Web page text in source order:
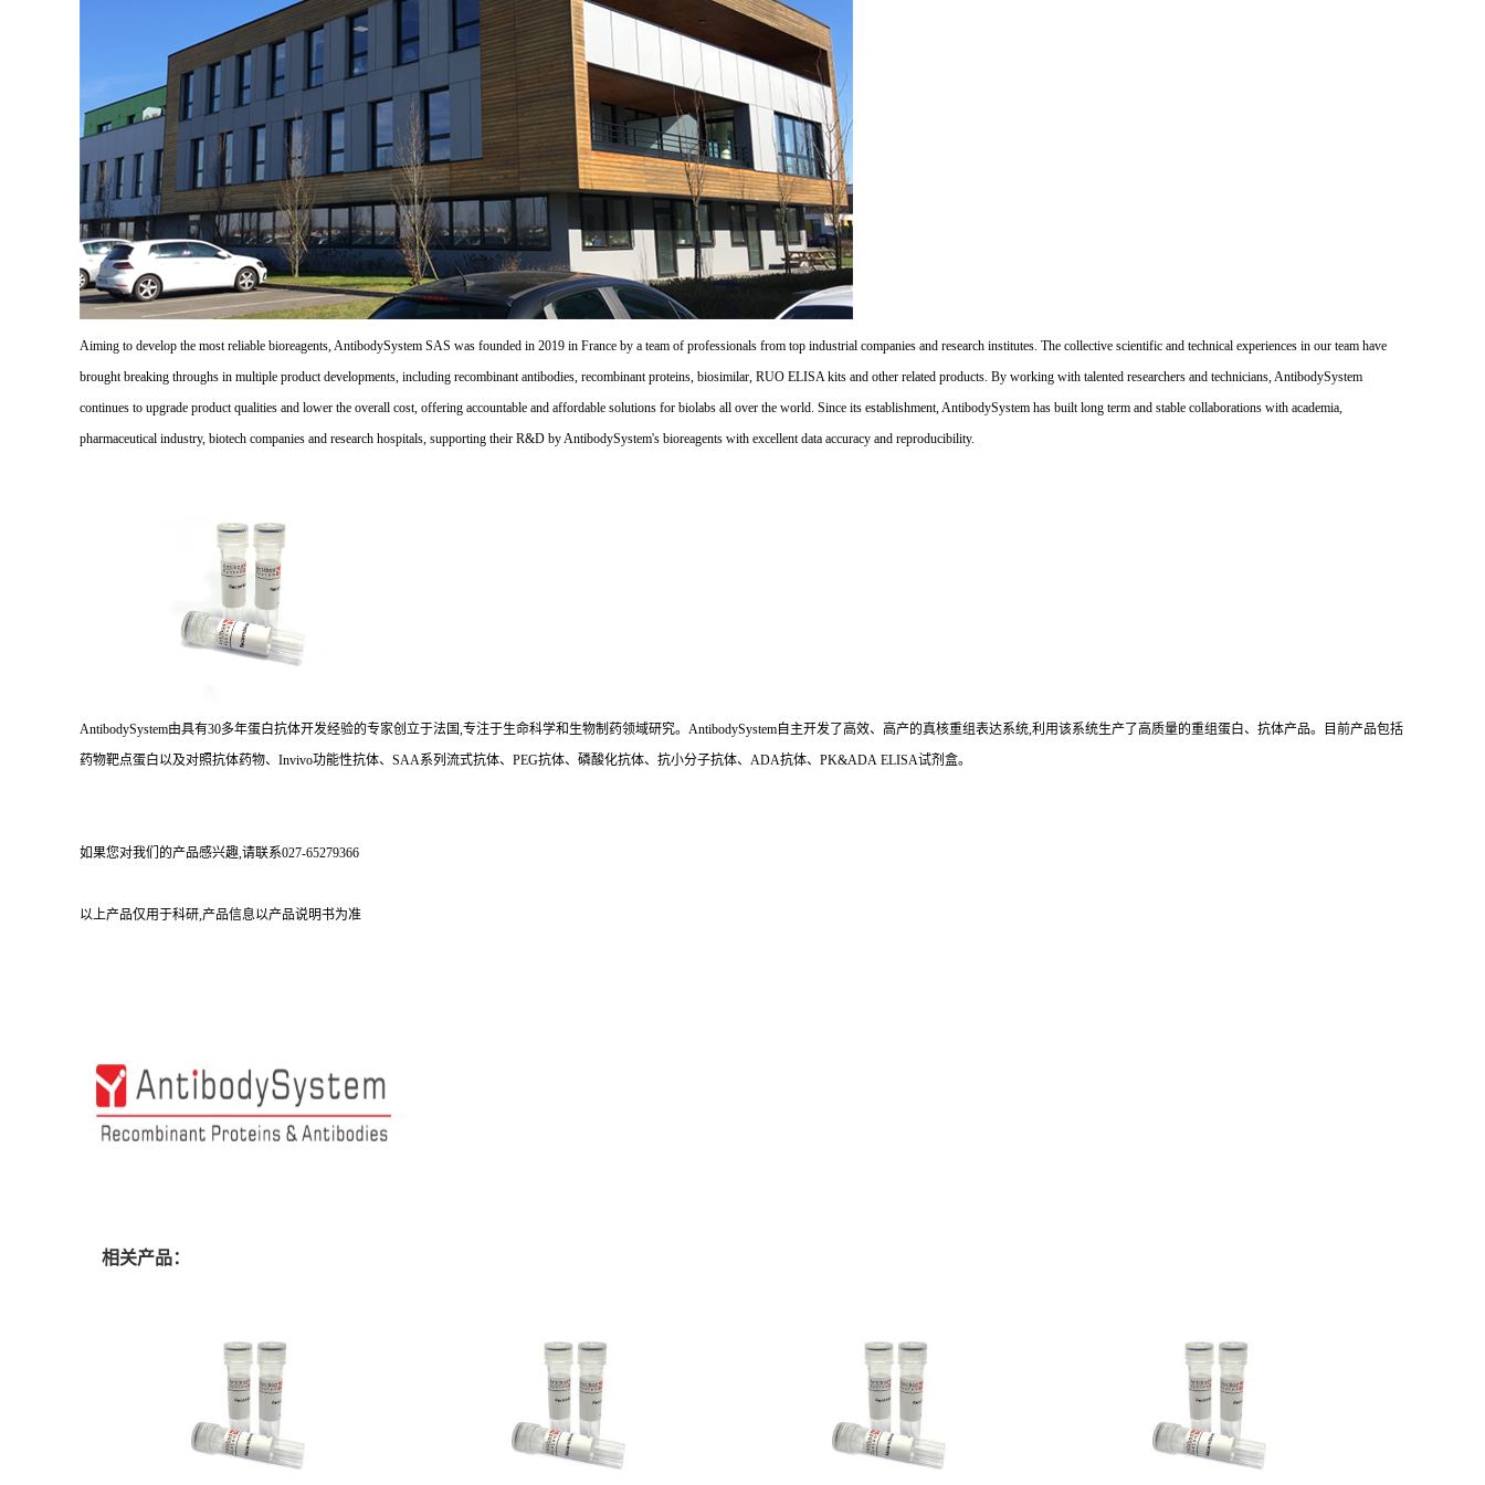
Aiming to develop the most reliable bioreagents, AntibodySystem SAS was founded in 2019 in France by a team of professionals from top industrial companies and research institutes. The collective scientific and technical experiences in our team have
brought breaking throughs in multiple product developments, including recombinant antibodies, recombinant proteins, biosimilar, RUO ELISA kits and other related products. By working with talented researchers and technicians, AntibodySystem
continues to upgrade product qualities and lower the overall cost, offering accountable and affordable solutions for biolabs all over the world. Since its establishment, AntibodySystem has built long term and stable collaborations with academia,
pharmaceutical industry, biotech companies and research hospitals, supporting their R&D by AntibodySystem's bioreagents with excellent data accuracy and reproducibility.
AntibodySystem由具有30多年蛋白抗体开发经验的专家创立于法国,专注于生命科学和生物制药领域研究。AntibodySystem自主开发了高效、高产的真核重组表达系统,利用该系统生产了高质量的重组蛋白、抗体产品。目前产品包括
药物靶点蛋白以及对照抗体药物、Invivo功能性抗体、SAA系列流式抗体、PEG抗体、磷酸化抗体、抗小分子抗体、ADA抗体、PK&ADA ELISA试剂盒。
如果您对我们的产品感兴趣,请联系027-65279366
以上产品仅用于科研,产品信息以产品说明书为准
相关产品：